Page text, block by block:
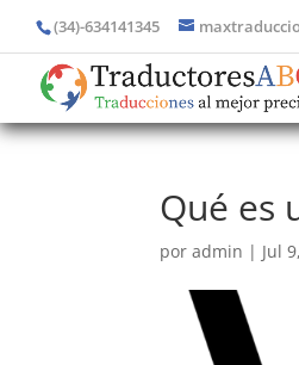
(34)-634141345
Qué es
poradmin | Jul